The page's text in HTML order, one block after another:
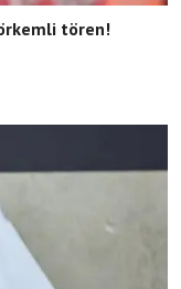
tören!